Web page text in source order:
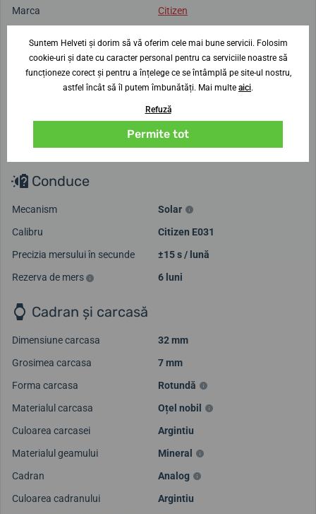
Marca
Citizen
Elegante
Origine
Japoneze
Rezistent la apă
50 de metri
Greutate
44 g
Conduce
Mecanism
Solar
Calibru
Citizen E031
Precizia mersului în secunde
±15 s / lună
Rezerva de mers
6 luni
Cadran și carcasă
Dimensiune carcasa
32 mm
Grosimea carcasa
7 mm
Forma carcasa
Rotundă
Materialul carcasa
Oțel nobil
Culoarea carcasei
Argintiu
Materialul geamului
Mineral
Cadran
Analog
Culoarea cadranului
Argintiu
Suntem Helveti și dorim să vă oferim cele mai bune servicii. Folosim
cookie-uri și date cu caracter personal pentru ca serviciile noastre să
funcționeze corect și pentru a înțelege ce se întâmplă pe site-ul nostru,
astfel încât să îl putem îmbunătăți. Mai multe aici.
Refuză
Permite tot